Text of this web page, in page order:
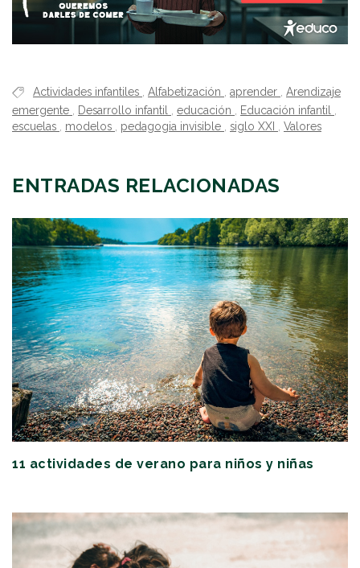
Actividades infantiles Alfabetización aprender
Arendizaje
emergente
Desarrollo infantil educación Educación infantil
escuelas
modelos pedagogia invisible siglo XXI Valores
ENTRADAS RELACIONADAS
11 actividades de verano para niños y niñas